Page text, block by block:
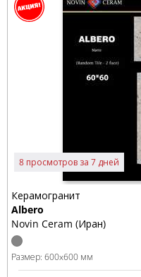
8 просмотров за 7 дней
Керамогранит
Albero
Novin Ceram (Иран)
Размер: 600x600 мм